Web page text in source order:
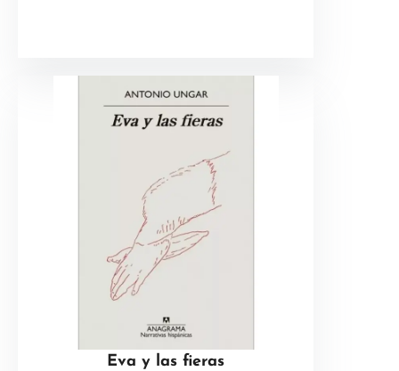
Eva y las fieras